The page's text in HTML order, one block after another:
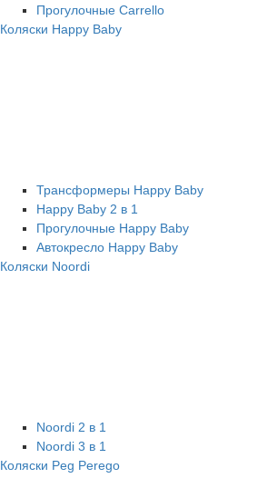
Прогулочные Carrello
Коляски Happy Baby
Трансформеры Happy Baby
Happy Baby 2 в 1
Прогулочные Happy Baby
Автокресло Happy Baby
Коляски Noordi
Noordi 2 в 1
Noordi 3 в 1
Коляски Peg Perego